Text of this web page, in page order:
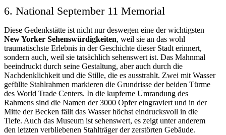
6. National September 11 Memorial
Diese Gedenkstätte ist nicht nur deswegen eine der wichtigsten
New Yorker Sehenswürdigkeiten, weil sie an das wohl
traumatischste Erlebnis in der Geschichte dieser Stadt erinnert,
sondern auch, weil sie tatsächlich sehenswert ist. Das Mahnmal
beeindruckt durch seine Gestaltung, aber auch durch die
Nachdenklichkeit und die Stille, die es ausstrahlt. Zwei mit Wasser
gefüllte Stahlrahmen markieren die Grundrisse der beiden Türme
des World Trade Centers. In die kupferne Umrandung des
Rahmens sind die Namen der 3000 Opfer eingraviert und in der
Mitte der Becken fällt das Wasser höchst eindrucksvoll in die
Tiefe. Auch das Museum ist sehenswert, es zeigt unter anderem
den letzten verbliebenen Stahlträger der zerstörten Gebäude.